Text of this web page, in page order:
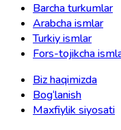
Barcha turkumlar
Arabcha ismlar
Turkiy ismlar
Fors-tojikcha
Biz haqimizda
Bog‘lanish
Maxfiylik siyosati